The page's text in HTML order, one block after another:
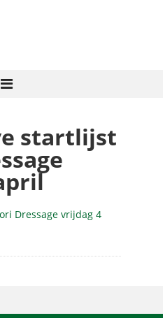
startlijst
Dressage vrijdag 4